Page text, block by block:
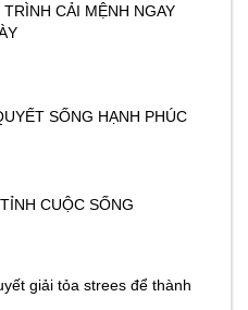
CẢI MỆNH NGAY
SỐNG HẠNH PHÚC
CUỘC SỐNG
giải tỏa strees để thành